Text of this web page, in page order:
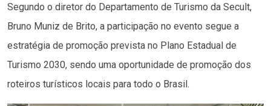
Segundo o diretor do Departamento de Turismo da Secult,
Bruno Muniz de Brito, a participação no evento segue a
estratégia de promoção prevista no Plano Estadual de
Turismo 2030, sendo uma oportunidade de promoção dos
roteiros turísticos locais para todo o Brasil.